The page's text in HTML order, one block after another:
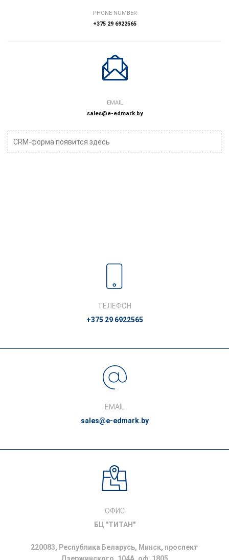
PHONE NUMBER
+375 29 6922565
EMAIL
sales@e-edmark.by
CRM-форма появится здесь
ТЕЛЕФОН
+375 29 6922565
EMAIL
sales@e-edmark.by
ОФИС
БЦ "ТИТАН"
220083, Республика Беларусь, Минск, проспект